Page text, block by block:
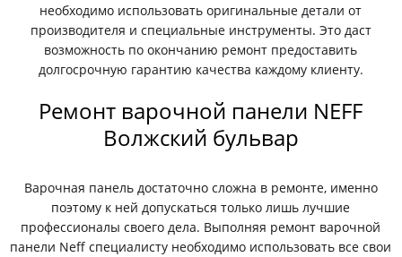
необходимо использовать оригинальные детали от
производителя и специальные инструменты. Это даст
возможность по окончанию ремонт предоставить
долгосрочную гарантию качества каждому клиенту.
Ремонт варочной панели NEFF
Волжский бульвар
Варочная панель достаточно сложна в ремонте, именно
поэтому к ней допускаться только лишь лучшие
профессионалы своего дела. Выполняя ремонт варочной
панели Neff специалисту необходимо использовать все свои